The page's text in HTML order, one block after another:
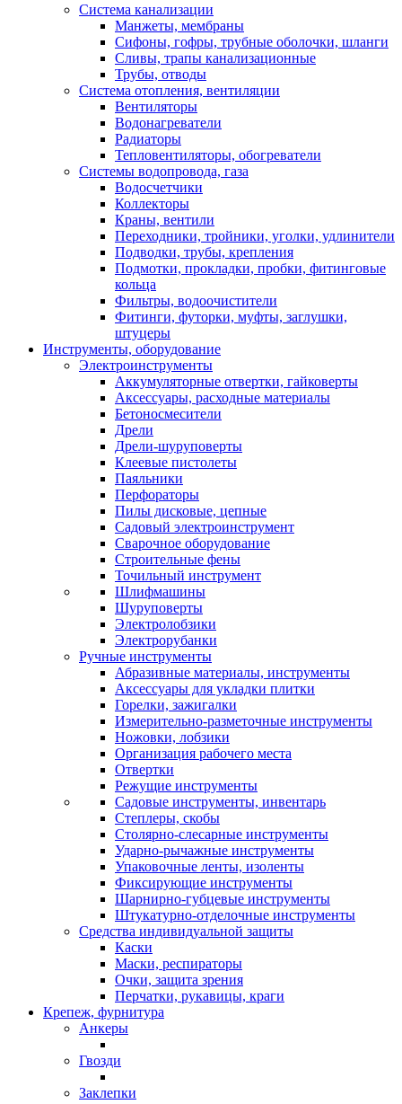
Система канализации
Манжеты, мембраны
Сифоны, гофры, трубные оболочки, шланги
Сливы, трапы канализационные
Трубы, отводы
Система отопления, вентиляции
Вентиляторы
Водонагреватели
Радиаторы
Тепловентиляторы, обогреватели
Системы водопровода, газа
Водосчетчики
Коллекторы
Краны, вентили
Переходники, тройники, уголки, удлинители
Подводки, трубы, крепления
Подмотки, прокладки, пробки, фитинговые
кольца
Фильтры, водоочистители
Фитинги, футорки, муфты, заглушки,
штуцеры
Инструменты, оборудование
Электроинструменты
Аккумуляторные отвертки, гайковерты
Аксессуары, расходные материалы
Бетоносмесители
Дрели
Дрели-шуруповерты
Клеевые пистолеты
Паяльники
Перфораторы
Пилы дисковые, цепные
Садовый электроинструмент
Сварочное оборудование
Строительные фены
Точильный инструмент
Шлифмашины
Шуруповерты
Электролобзики
Электрорубанки
Ручные инструменты
Абразивные материалы, инструменты
Аксессуары для укладки плитки
Горелки, зажигалки
Измерительно-разметочные инструменты
Ножовки, лобзики
Организация рабочего места
Отвертки
Режущие инструменты
Садовые инструменты, инвентарь
Степлеры, скобы
Столярно-слесарные инструменты
Ударно-рычажные инструменты
Упаковочные ленты, изоленты
Фиксирующие инструменты
Шарнирно-губцевые инструменты
Штукатурно-отделочные инструменты
Средства индивидуальной защиты
Каски
Маски, респираторы
Очки, защита зрения
Перчатки, рукавицы, краги
Крепеж, фурнитура
Анкеры
Гвозди
Заклепки